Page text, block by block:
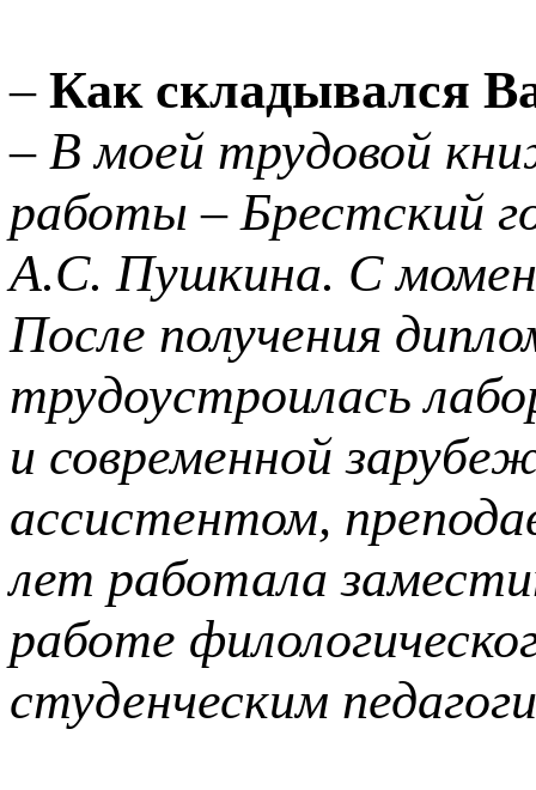
– Как складывался
– В моей трудовой
работы – Брестский
А.С. Пушкина. С
После получения
трудоустроилась
и современной
ассистентом,
лет работала
работе
студенческим